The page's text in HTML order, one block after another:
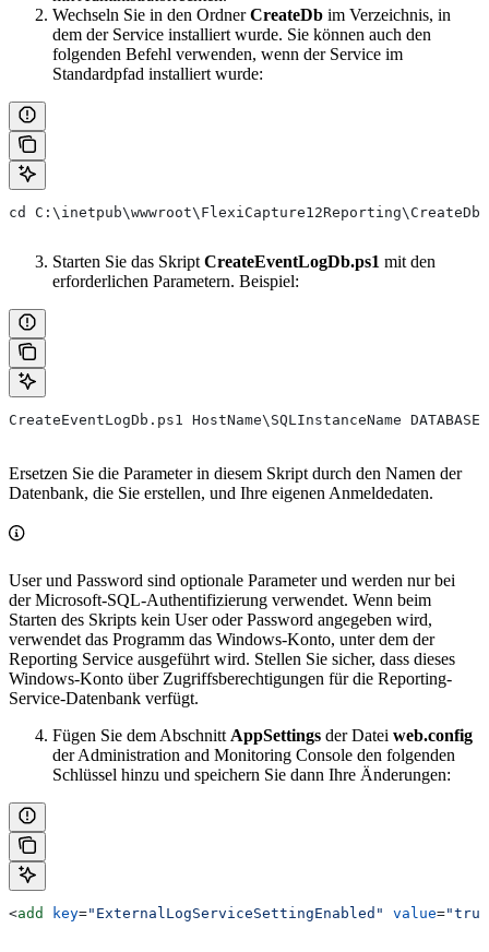
Wechseln Sie in den OrdnerCreateDb im Verzeichnis, in
dem der Service installiert wurde. Sie können auch den
folgenden Befehl verwenden, wenn der Service im
Standardpfad installiert wurde:
cd C:\inetpub\wwwroot\FlexiCapture12Reporting\CreateDb
Starten Sie das Skript CreateEventLogDb.ps1 mit den
erforderlichen Parametern. Beispiel:
CreateEventLogDb.ps1 HostName\SQLInstanceName
Ersetzen Sie die Parameter in diesem Skript durch den Namen der
Datenbank, die Sie erstellen, und Ihre eigenen Anmeldedaten.
User und Password sind optionale Parameter und werden nur bei
der Microsoft-SQL-Authentifizierung verwendet. Wenn beim
Starten des Skripts kein User oder Password angegeben wird,
verwendet das Programm das Windows-Konto, unter dem der
Reporting Service ausgeführt wird. Stellen Sie sicher, dass dieses
Windows-Konto über Zugriffsberechtigungen für die Reporting-
Service-Datenbank verfügt.
Fügen Sie dem Abschnitt AppSettings der Datei web.config
der Administration and Monitoring Console den folgenden
Schlüssel hinzu und speichern Sie dann Ihre Änderungen:
<add key="ExternalLogServiceSettingEnabled" value=